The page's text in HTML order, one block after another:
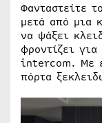
Φανταστείτε
μετά από μια
να ψάξει
φροντίζει
intercom. Με
πόρτα